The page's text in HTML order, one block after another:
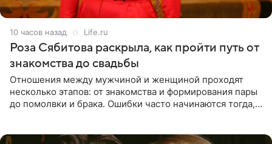
10 часов назад Life.ru
Роза Сябитова раскрыла, как пройти путь от
знакомства до свадьбы
Отношения между мужчиной и женщиной проходят
несколько этапов: от знакомства и формирования пары
до помолвки и брака. Ошибки часто начинаются тогда,